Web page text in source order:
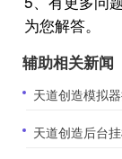
为您解答。
辅助相关新闻
天道创造模拟
天道创造后台